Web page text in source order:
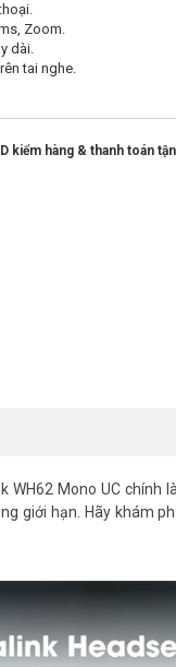
Zoom.
dài.
tai nghe.
kiểm hàng & thanh toán
WH62 Mono UC chính
giới hạn. Hãy khám